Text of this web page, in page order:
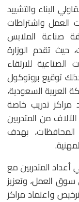
البناء والتشييد
العمل واشتراطات
صناعة الملابس
حيث تقدم الوزارة
الصناعية للارتقاء
توقيع بروتوكول
السعودية،
مراكز تدريب خاصة
من المتدربين
بهدف
أعداد المتدربين مع
سوق العمل، وتعزيز
واعتماد مراكز